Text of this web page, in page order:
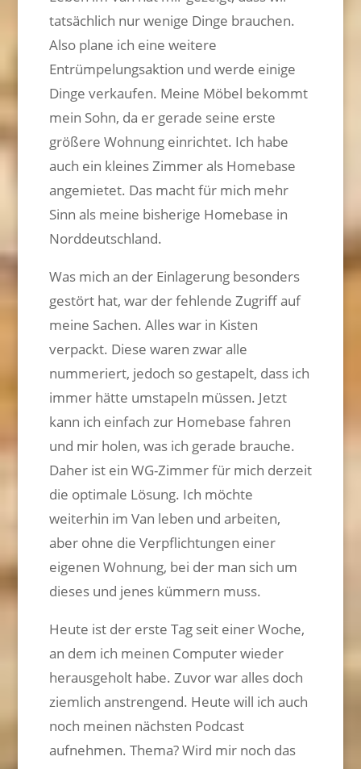
tatsächlich nur wenige Dinge brauchen.
Also plane ich eine weitere
Entrümpelungsaktion und werde einige
Dinge verkaufen. Meine Möbel bekommt
mein Sohn, da er gerade seine erste
größere Wohnung einrichtet. Ich habe
auch ein kleines Zimmer als Homebase
angemietet. Das macht für mich mehr
Sinn als meine bisherige Homebase in
Norddeutschland.
Was mich an der Einlagerung besonders
gestört hat, war der fehlende Zugriff auf
meine Sachen. Alles war in Kisten
verpackt. Diese waren zwar alle
nummeriert, jedoch so gestapelt, dass ich
immer hätte umstapeln müssen. Jetzt
kann ich einfach zur Homebase fahren
und mir holen, was ich gerade brauche.
Daher ist ein WG-Zimmer für mich derzeit
die optimale Lösung. Ich möchte
weiterhin im Van leben und arbeiten,
aber ohne die Verpflichtungen einer
eigenen Wohnung, bei der man sich um
dieses und jenes kümmern muss.
Heute ist der erste Tag seit einer Woche,
an dem ich meinen Computer wieder
herausgeholt habe. Zuvor war alles doch
ziemlich anstrengend. Heute will ich auch
noch meinen nächsten Podcast
aufnehmen. Thema? Wird mir noch das